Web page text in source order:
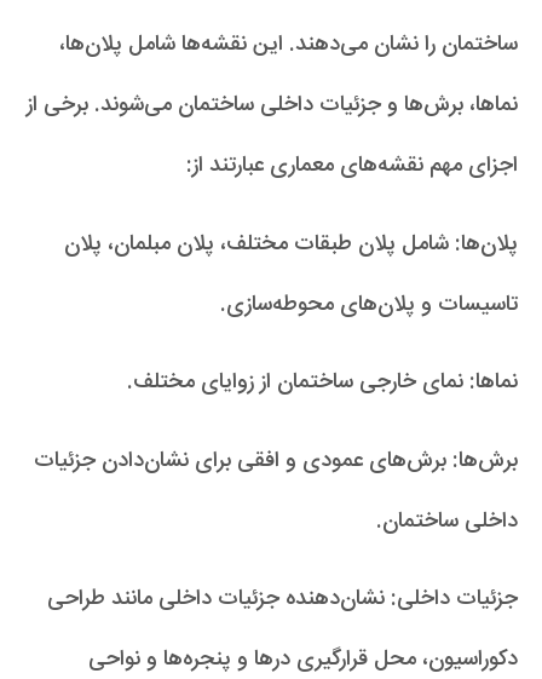
ساختمان را نشان می‌دهند. این نقشه‌ها شامل پلان‌ها،
نماها، برش‌ها و جزئیات داخلی ساختمان می‌شوند. برخی از
اجزای مهم نقشه‌های معماری عبارتند از:
پلان‌ها: شامل پلان طبقات مختلف، پلان مبلمان، پلان
تاسیسات و پلان‌های محوطه‌سازی.
نماها: نمای خارجی ساختمان از زوایای مختلف.
برش‌ها: برش‌های عمودی و افقی برای نشان‌دادن جزئیات
داخلی ساختمان.
جزئیات داخلی: نشان‌دهنده جزئیات داخلی مانند طراحی
دکوراسیون، محل قرارگیری درها و پنجره‌ها و نواحی